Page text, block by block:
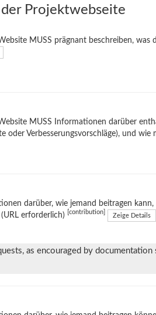
Projektwebseite
MUSS prägnant beschreiben,
MUSS Informationen darüber
oder Verbesserungsvorschläge), und
darüber, wie jemand beitragen
erforderlich)
[contribution] Zeige Details
as encouraged by documentation